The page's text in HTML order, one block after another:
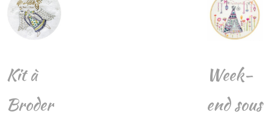
Kit à
Broder
Week-
end sous